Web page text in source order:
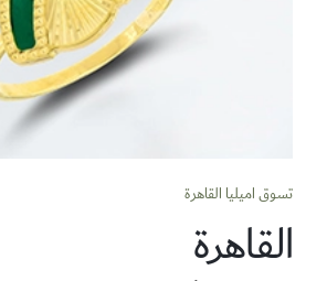
تسوق اميليا القاهرة
القاهرة